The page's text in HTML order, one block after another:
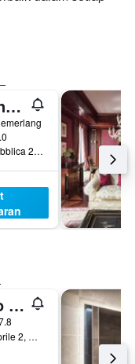
The Westin Palace, Milan
Piazza della Repubblica 20, Milan, Milano, Itali
Ibis Milano Centro
Via Finocchiaro Aprile 2, Milan, Milano, Itali